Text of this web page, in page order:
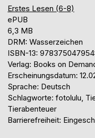
Erstes Lesen (6-8)
ePUB
6,3 MB
DRM: Wasserzeichen
ISBN-13:
Verlag: Books on
Erscheinungsdatum:
Sprache: Deutsch
Schlagworte: fotolulu,
Tierabenteuer
Barrierefreiheit: